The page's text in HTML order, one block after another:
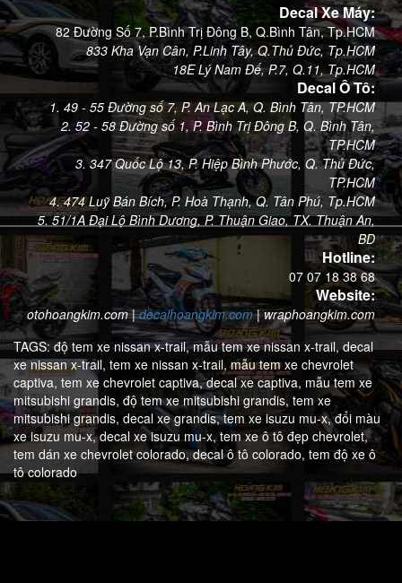
Decal Xe Máy:
82 Đường Số 7, P.Bình Trị Đông B, Q.Bình Tân, Tp.HCM
833 Kha Vạn Cân, P.Linh Tây, Q.Thủ Đức, Tp.HCM
18E Lý Nam Đế, P.7, Q.11, Tp.HCM
Decal Ô Tô:
1. 49 - 55 Đường số 7, P. An Lạc A, Q. Bình Tân, TP.HCM
2. 52 - 58 Đường số 1, P. Bình Trị Đông B, Q. Bình Tân,
TP.HCM
3. 347 Quốc Lộ 13, P. Hiệp Bình Phước, Q. Thủ Đức,
TP.HCM
4. 474 Luỹ Bán Bích, P. Hoà Thạnh, Q. Tân Phú, Tp.HCM
5. 51/1A Đại Lộ Bình Dương, P. Thuận Giao, TX. Thuận An,
BD
Hotline:
07 07 18 38 68
Website:
otohoangkim.com|decalhoangkim.com|wraphoangkim.com
TAGS: độ tem xe nissan x-trail, mẫu tem xe nissan x-trail, decal
xe nissan x-trail, tem xe nissan x-trail, mẫu tem xe chevrolet
captiva, tem xe chevrolet captiva, decal xe captiva, mẫu tem xe
mitsubishi grandis, độ tem xe mitsubishi grandis, tem xe
mitsubishi grandis, decal xe grandis, tem xe isuzu mu-x, đổi màu
xe isuzu mu-x, decal xe isuzu mu-x, tem xe ô tô đẹp chevrolet,
tem dán xe chevrolet colorado, decal ô tô colorado, tem độ xe ô
tô colorado